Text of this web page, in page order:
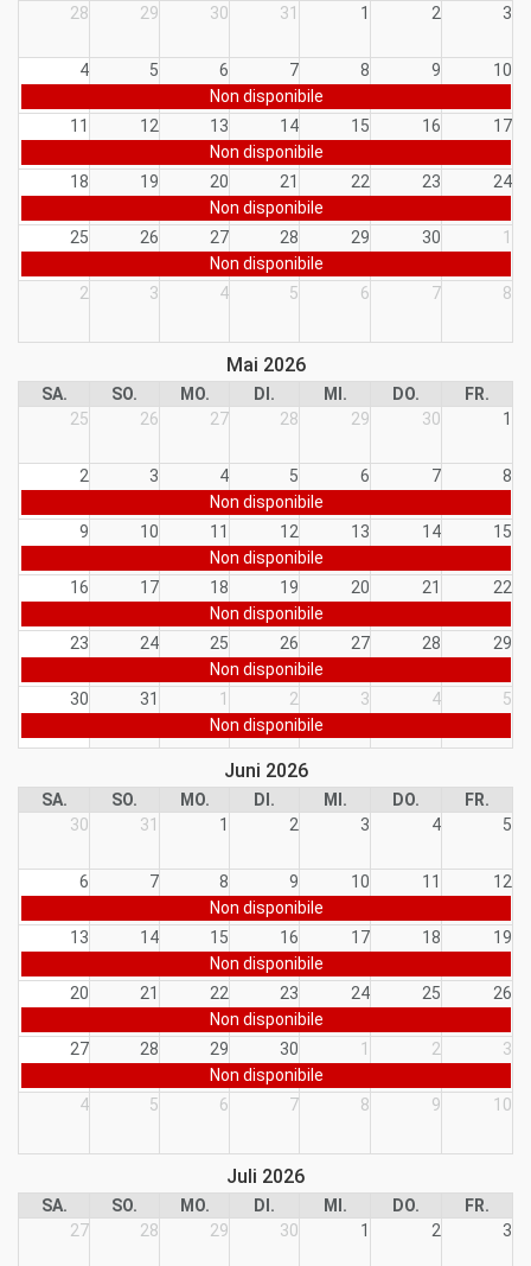
28
29 30 31 1 2 3
4 5 6 7 8 9
10
Non disponibile
11
12 13 14 15 16
17
Non disponibile
18
19 20 21 22 23
24
Non disponibile
25
26 27 28 29 30
1
Non disponibile
2
3 4 5 6 7 8
Mai 2026
SA. SO. MO. DI. MI. DO.
FR.
25
26 27 28 29 30 1
2 3 4 5 6 7
8
Non disponibile
9
10 11 12 13 14
15
Non disponibile
16
17 18 19 20 21
22
Non disponibile
23
24 25 26 27 28
29
Non disponibile
30
31 1 2 3 4
5
Non disponibile
Juni 2026
SA. SO. MO. DI. MI. DO.
FR.
30
31 1 2 3 4 5
6 7 8 9 10 11
12
Non disponibile
13
14 15 16 17 18
19
Non disponibile
20
21 22 23 24 25
26
Non disponibile
27
28 29 30 1 2
3
Non disponibile
4
5 6 7 8 9 10
Juli 2026
SA. SO. MO. DI. MI. DO.
FR.
27
28 29 30 1 2 3